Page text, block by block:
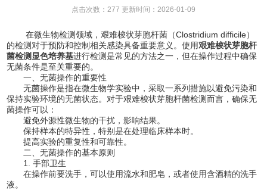
点击次数：277 更新时间：2026-01-09
在微生物检测领域，艰难梭状芽胞杆菌（Clostridium difficile）
的检测对于预防和控制相关感染具备重要意义。使用艰难梭状芽胞杆
菌检测显色培养基进行检测是常见的方法之一，但在操作过程中确保
无菌条件是至关重要的。
一、无菌操作的重要性
无菌操作是指在微生物学实验中，采取一系列措施以避免污染和
保持实验环境的无菌状态。对于艰难梭状芽胞杆菌检测而言，确保无
菌操作可以：
避免外源性微生物的干扰，影响结果。
保持样本的特异性，特别是在处理临床样本时。
提高实验的重复性和可靠性。
二、无菌操作的基本原则
1. 手部卫生
在操作前要洗手，可以使用流水和肥皂，或者使用含酒精的洗手
液。